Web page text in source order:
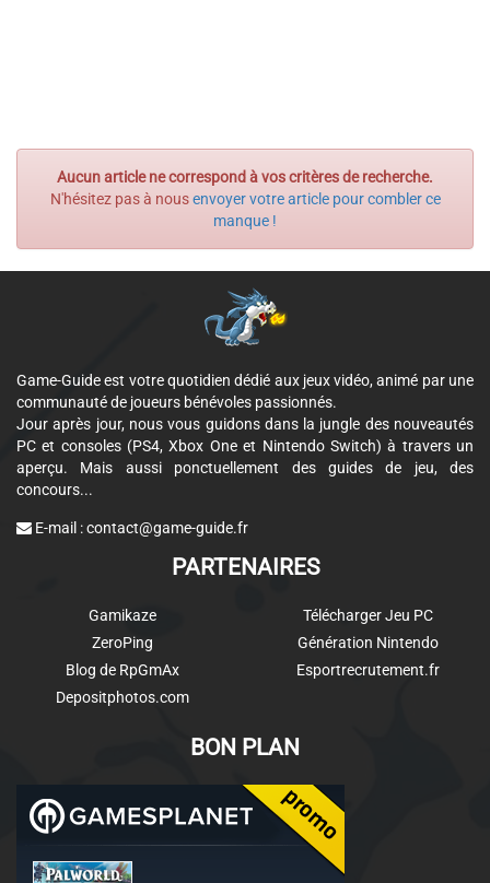
Aucun article ne correspond à vos critères de recherche.
N'hésitez pas à nousenvoyer votre article pour combler ce
manque !
Game-Guide est votre quotidien dédié aux jeux vidéo, animé par une
communauté de joueurs bénévoles passionnés.
Jour après jour, nous vous guidons dans la jungle des nouveautés
PC et consoles (PS4, Xbox One et Nintendo Switch) à travers un
aperçu. Mais aussi ponctuellement des guides de jeu, des
concours...
E-mail :contact@game-guide.fr
PARTENAIRES
Gamikaze
ZeroPing
Blog de RpGmAx
Depositphotos.com
Télécharger Jeu PC
Génération Nintendo
Esportrecrutement.fr
BON PLAN